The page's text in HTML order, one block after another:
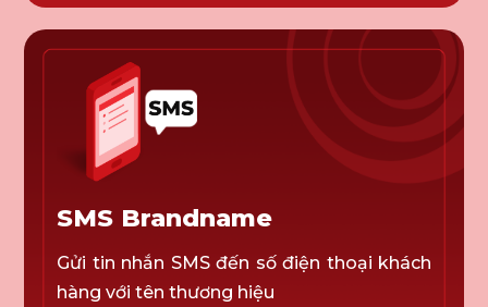
SMS Brandname
Gửi tin nhắn SMS đến số điện thoại khách
hàng với tên thương hiệu